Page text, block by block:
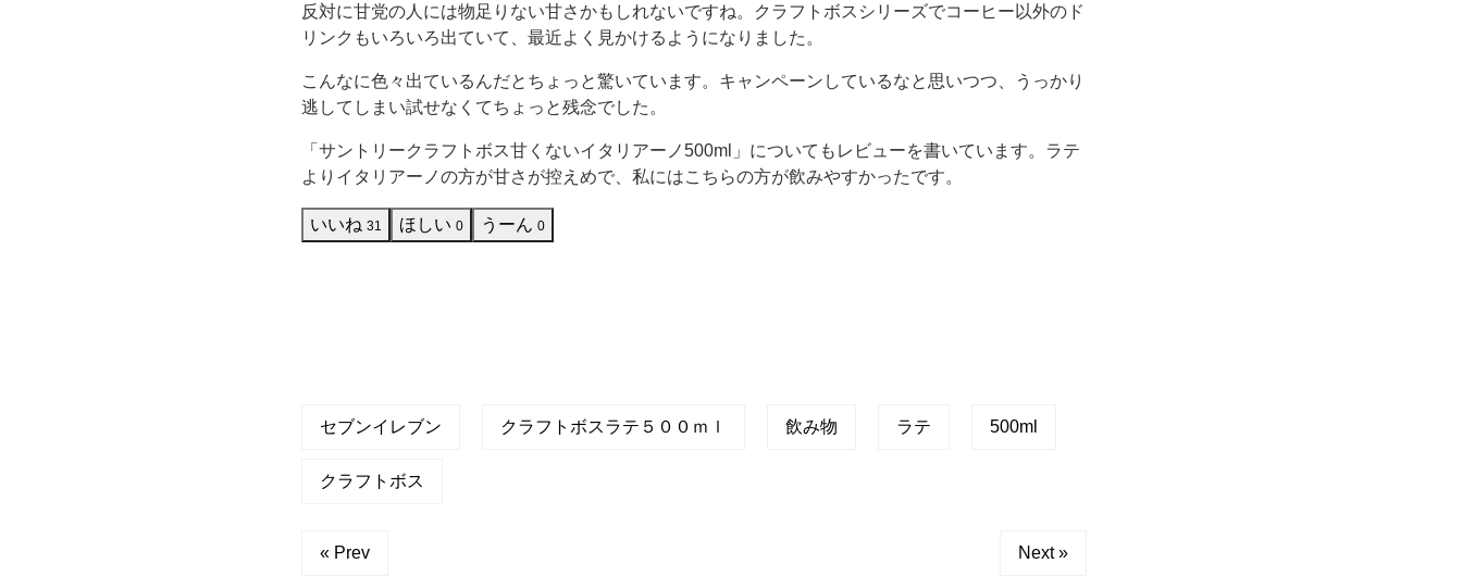
ラ
フ
ト
ボ
ス
０
０
ｍ
反対に甘党の人には物足りない甘さかもしれないですね。クラフトボスシリーズでコーヒー以外のド
リンクもいろいろ出ていて、最近よく見かけるようになりました。
こんなに色々出ているんだとちょっと驚いています。キャンペーンしているなと思いつつ、うっかり
逃してしまい試せなくてちょっと残念でした。
「サントリークラフトボス甘くないイタリアーノ500ml」についてもレビューを書いています。ラテ
よりイタリアーノの方が甘さが控えめで、私にはこちらの方が飲みやすかったです。
いいね 31 ほしい 0 うーん 0
セブンイレブン クラフトボスラテ５００ｍｌ 飲み物 ラテ 500ml
クラフトボス
« Prev Next »